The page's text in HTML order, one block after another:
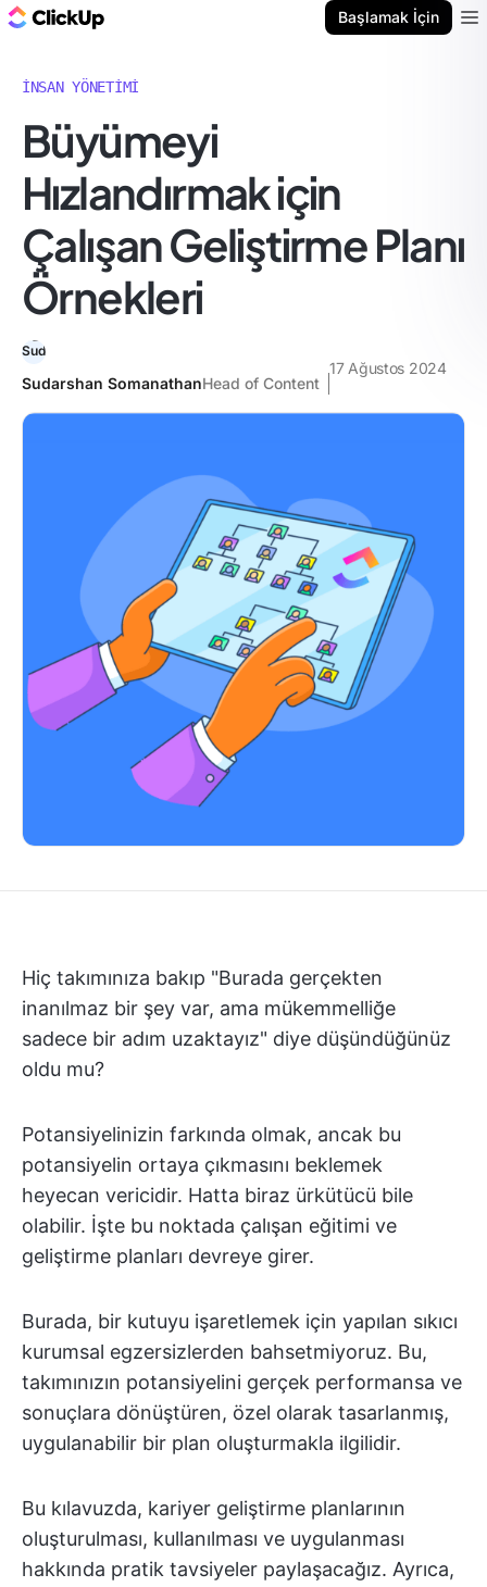
Başlamak İçin
İNSAN YÖNETIMI
Büyümeyi
Hızlandırmak için
Çalışan Geliştirme Planı
Örnekleri
Sudarshan SomanathanHead of Content
17 Ağustos 2024
Hiç takımınıza bakıp "Burada gerçekten
inanılmaz bir şey var, ama mükemmelliğe
sadece bir adım uzaktayız" diye düşündüğünüz
oldu mu?
Potansiyelinizin farkında olmak, ancak bu
potansiyelin ortaya çıkmasını beklemek
heyecan vericidir. Hatta biraz ürkütücü bile
olabilir. İşte bu noktada çalışan eğitimi ve
geliştirme planları devreye girer.
Burada, bir kutuyu işaretlemek için yapılan sıkıcı
kurumsal egzersizlerden bahsetmiyoruz. Bu,
takımınızın potansiyelini gerçek performansa ve
sonuçlara dönüştüren, özel olarak tasarlanmış,
uygulanabilir bir plan oluşturmakla ilgilidir.
Bu kılavuzda, kariyer geliştirme planlarının
oluşturulması, kullanılması ve uygulanması
hakkında pratik tavsiyeler paylaşacağız. Ayrıca,